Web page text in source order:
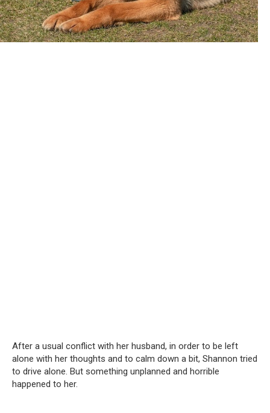
After a usual conflict with her husband, in order to be left
alone with her thoughts and to calm down a bit, Shannon tried
to drive alone. But something unplanned and horrible
happened to her.